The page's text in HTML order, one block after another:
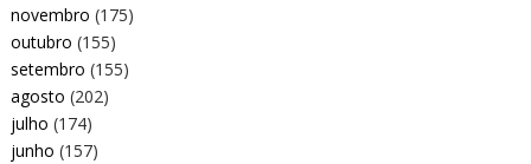
novembro (175)
outubro (155)
setembro (155)
agosto (202)
julho (174)
junho (157)